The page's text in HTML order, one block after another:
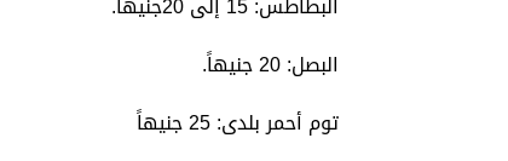
البصل: 20 جنيهاً.
توم أحمر بلدى: 25 جنيهاً